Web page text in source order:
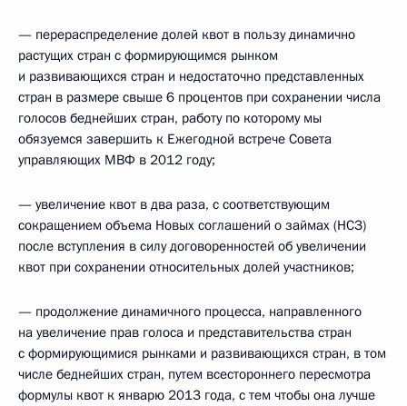
— перераспределение долей квот в пользу динамично
растущих стран с формирующимся рынком
и развивающихся стран и недостаточно представленных
стран в размере свыше 6 процентов при сохранении числа
голосов беднейших стран, работу по которому мы
обязуемся завершить к Ежегодной встрече Совета
управляющих МВФ в 2012 году;
— увеличение квот в два раза, с соответствующим
сокращением объема Новых соглашений о займах (НСЗ)
после вступления в силу договоренностей об увеличении
квот при сохранении относительных долей участников;
— продолжение динамичного процесса, направленного
на увеличение прав голоса и представительства стран
с формирующимися рынками и развивающихся стран, в том
числе беднейших стран, путем всестороннего пересмотра
формулы квот к январю 2013 года, с тем чтобы она лучше